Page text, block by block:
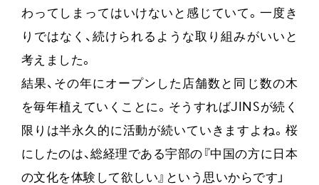
わってしまってはいけないと感じていて。一度き
りではなく、続けられるような取り組みがいいと
考えました。
結果、その年にオープンした店舗数と同じ数の木
を毎年植えていくことに。そうすればJINSが続く
限りは半永久的に活動が続いていきますよね。桜
にしたのは、総経理である宇部の『中国の方に日本
の文化を体験して欲しい』という思いからです」